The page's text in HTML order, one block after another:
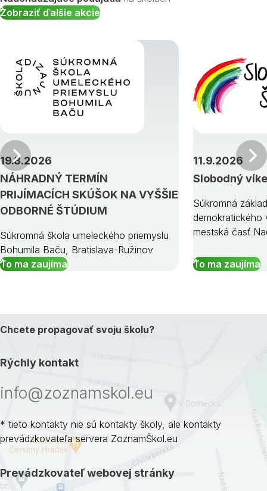
Zobraziť ďalšie akcie
NÁHRADNÝ TERMÍN
PRIJÍMACÍCH SKÚŠOK NA VYŠŠIE
ODBORNÉ ŠTÚDIUM
19.8.2026
Súkromná škola umeleckého priemyslu
Bohumila Baču, Bratislava-Ružinov
To ma zaujíma
Slobodný
11.9.2026
Súkromná
demokratického
mestská časť
To ma zaujíma
Predchádzajúci
Chcete propagovať svoju školu?
Rýchly kontakt
info@zoznamskol.eu
* tieto kontakty nie sú kontakty školy, ale kontakty
prevádzkovateľa servera ZoznamŠkol.eu
Prevádzkovateľ webovej stránky